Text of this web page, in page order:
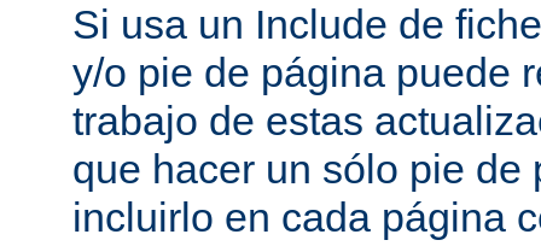
Si usa un Include de
y/o pie de página puede
trabajo de estas
que hacer un sólo pie de
incluirlo en cada página